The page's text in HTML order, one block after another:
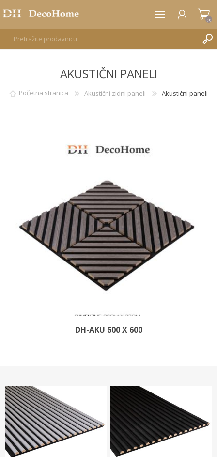
REGISTRUJTE SE
PRIJAVA
(0)
AKUSTIČNI PANELI
Početna stranica Akustični zidni paneli Akustični paneli
DH-AKU 600 X 600